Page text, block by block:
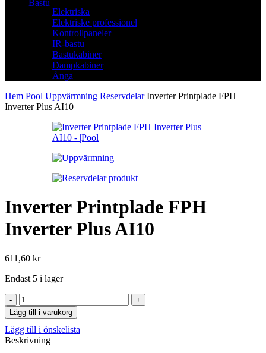
Bastu
Elektriska
Elektriske professionel
Kontrollpaneler
IR-bastu
Bastukabiner
Dampkabiner
Ånga
Hem Pool Uppvärmning ReservdelarInverter Printplade FPH
Inverter Plus AI10
Inverter Printplade FPH
Inverter Plus AI10
611,60 kr
Endast 5 i lager
Inverter
Printplade
FPH
Inverter
Plus
Lägg till i varukorg
Lägg till i önskelista
Beskrivning